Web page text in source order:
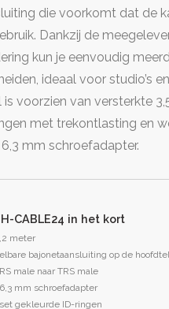
die voorkomt dat de
Dankzij de
kun je eenvoudig
ideaal voor studio’s
is voorzien van versterkte
met trekontlasting en
mm schroefadapter.
CABLE24 in het kort
meter
bajonetaansluiting op de
male naar TRS male
mm schroefadapter
gekleurde ID-ringen